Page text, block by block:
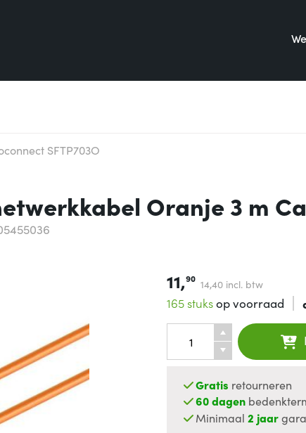
SFTP703O
Oranje 3 m
11,90 14,40 incl. btw
165 stuksop voorraad
Gratis retourneren
60 dagen
Minimaal2 jaar